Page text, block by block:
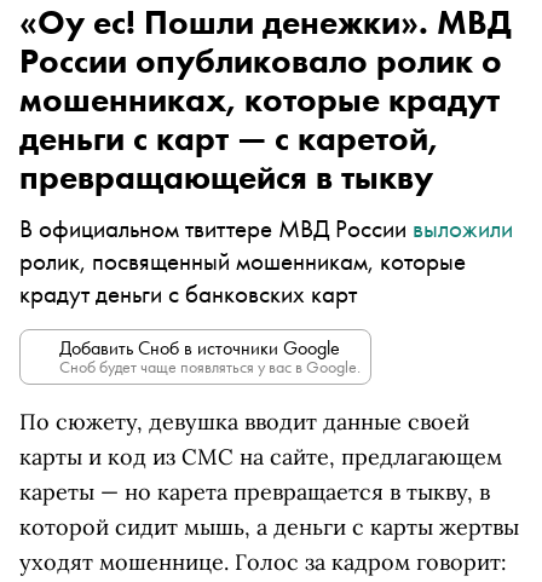
«Оу ес! Пошли денежки». МВД
России опубликовало ролик о
мошенниках, которые крадут
деньги с карт — с каретой,
превращающейся в тыкву
В официальном твиттере МВД России выложили
ролик, посвященный мошенникам, которые
крадут деньги с банковских карт
Добавить Сноб в источники Google
Сноб будет чаще появляться у вас в Google.
По сюжету, девушка вводит данные своей
карты и код из СМС на сайте, предлагающем
кареты — но карета превращается в тыкву, в
которой сидит мышь, а деньги с карты жертвы
уходят мошеннице. Голос за кадром говорит: